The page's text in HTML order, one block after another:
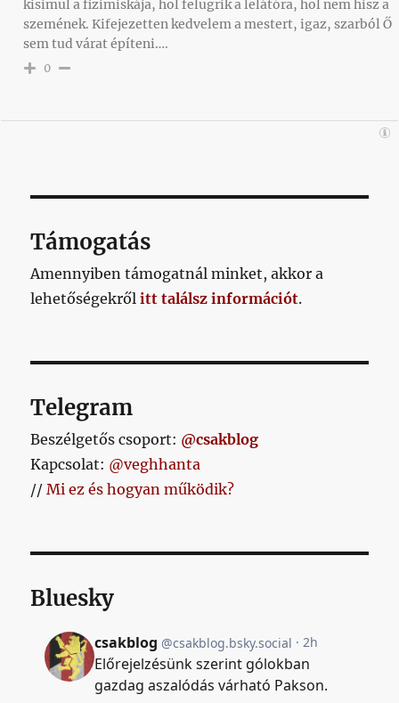
kisimul a fizimiskája, hol felugrik a lelátóra, hol nem hisz a
szemének. Kifejezetten kedvelem a mestert, igaz, szarból Ő
sem tud várat építeni….
0
Támogatás
Amennyiben támogatnál minket, akkor a
lehetőségekrőlitt találsz információt.
Telegram
Beszélgetős csoport: @csakblog
Kapcsolat: @veghhanta
//Mi ez és hogyan működik?
Bluesky